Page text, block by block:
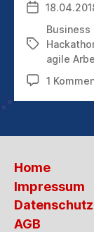
Schlagwörter
Business
agile
1
Home
Impressum
AGB